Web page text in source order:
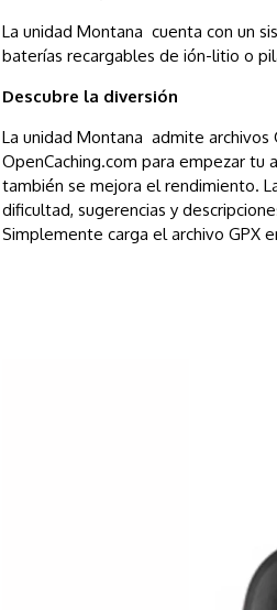
La unidad Montana cuenta con un
baterías recargables de ión-litio o
Descubre la diversión
La unidad Montana admite archivos
OpenCaching.com para empezar tu
también se mejora el rendimiento.
dificultad, sugerencias y
Simplemente carga el archivo GPX